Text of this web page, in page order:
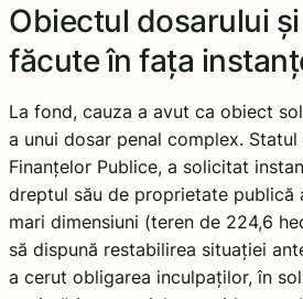
Obiectul dosarului
făcute în fața
La fond, cauza a avut ca obiect
a unui dosar penal complex.
Finanțelor Publice, a solicitat
dreptul său de proprietate publică
mari dimensiuni (teren de 224,6
să dispună restabilirea situației
a cerut obligarea inculpaților, în